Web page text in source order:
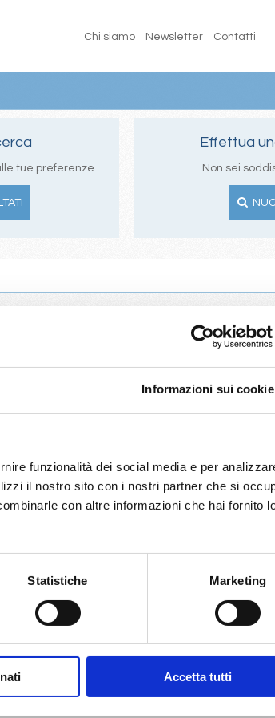
Informazioni sui cookie
funzionalità dei social media e per
il nostro sito con i nostri partner che si
con altre informazioni che hai fornito
Statistiche Marketing
Accetta tutti
Chi siamo Newsletter Contatti
tue preferenze
Effettua
Non sei
a bordo di una lussuosa nave da crociera alla
Isole Baleari, mentre con una crociere nella parte
le città della Turchia e Croazie.
Crociere che MSC Crociere o Royal Caribbean.
209 210 211 212 213 214 215
210 211 214 215
Navi